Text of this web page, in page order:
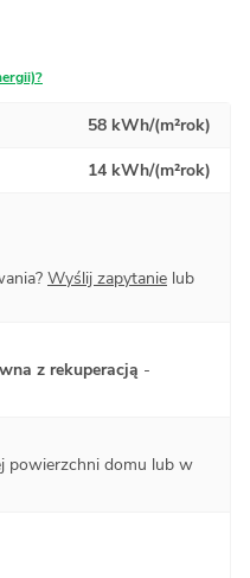
58 kWh/(m²rok)
14 kWh/(m²rok)
Wyślij zapytanie lub
z rekuperacją -
powierzchni domu lub w